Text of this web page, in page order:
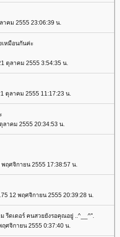
าคม 2555 23:06:39 น.
เหมือนกันค่ะ
ตุลาคม 2555 3:54:35 น.
ตุลาคม 2555 11:17:23 น.
ลาคม 2555 20:34:53 น.
ฤศจิกายน 2555 17:38:57 น.
12 พฤศจิกายน 2555 20:39:28 น.
ม รีดเดอร์ คนสวยยังรอคุณอยู่ ..^__^".
ศจิกายน 2555 0:37:40 น.